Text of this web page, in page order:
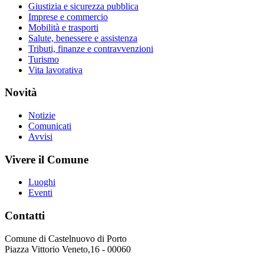
Giustizia e sicurezza pubblica
Imprese e commercio
Mobilità e trasporti
Salute, benessere e assistenza
Tributi, finanze e contravvenzioni
Turismo
Vita lavorativa
Novità
Notizie
Comunicati
Avvisi
Vivere il Comune
Luoghi
Eventi
Contatti
Comune di Castelnuovo di Porto
Piazza Vittorio Veneto,16 - 00060